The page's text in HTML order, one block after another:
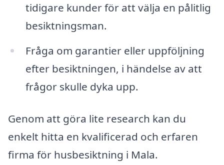
tidigare kunder för att välja en pålitlig
besiktningsman.
Fråga om garantier eller uppföljning
efter besiktningen, i händelse av att
frågor skulle dyka upp.
Genom att göra lite research kan du
enkelt hitta en kvalificerad och erfaren
firma för husbesiktning i Mala.